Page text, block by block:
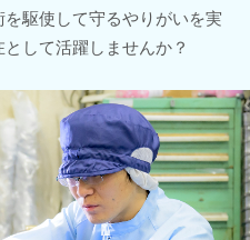
駆使して守るやりがいを実
して活躍しませんか？